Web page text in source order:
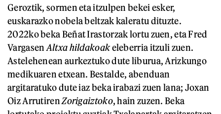
Geroztik, sormen eta itzulpen bekei esker,
euskarazko nobela beltzak kaleratu dituzte.
2022ko beka Beñat Irastorzak lortu zuen, eta Fred
Vargasen Altxa hildakoakeleberria itzuli zuen.
Astelehenean aurkeztuko dute liburua, Arizkungo
medikuaren etxean. Bestalde, abenduan
argitaratuko dute iaz beka irabazi zuen lana; Joxan
Oiz ArrutirenZorigaiztoko, hain zuzen. Beka